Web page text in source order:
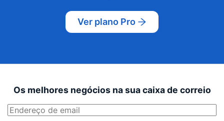
Ver plano Pro
Os melhores negócios na sua caixa de correio